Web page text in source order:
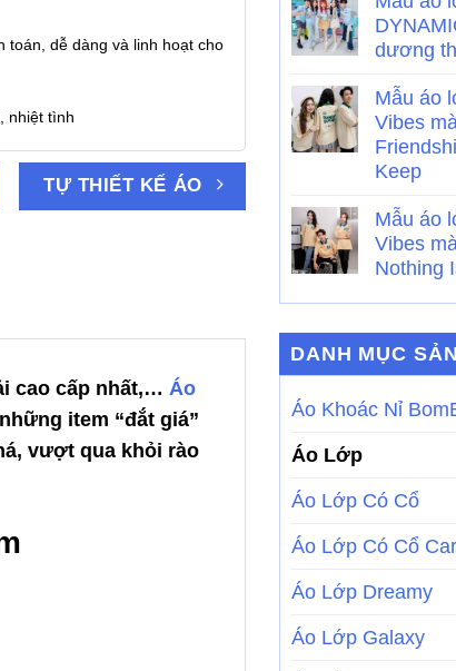
toán, dễ dàng và linh hoạt cho
nhiệt tình
TỰ THIẾT KẾ ÁO
cao cấp nhất,… Áo
item “đắt giá”
vượt qua khỏi rào
dương
Mẫu áo
Vibes
Keep
Mẫu áo
Vibes
Nothing
DANH MỤC
Áo Khoác Nỉ
Áo Lớp
Áo Lớp Có Cổ
Áo Lớp Có Cổ
Áo Lớp Dreamy
Áo Lớp Galaxy